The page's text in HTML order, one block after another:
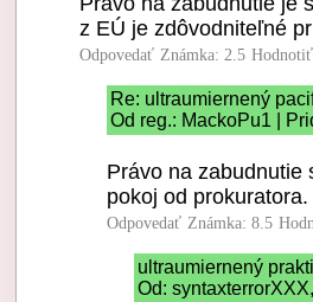
z EÚ je zdôvodniteľné
Odpovedať Známka: 2.5
Re: ultraumiernený
Od reg.: MackoPu1 |
Právo na zabudnutie
pokoj od prokuratora.
Odpovedať Známka: 8.5
ultraumiernený
Od: